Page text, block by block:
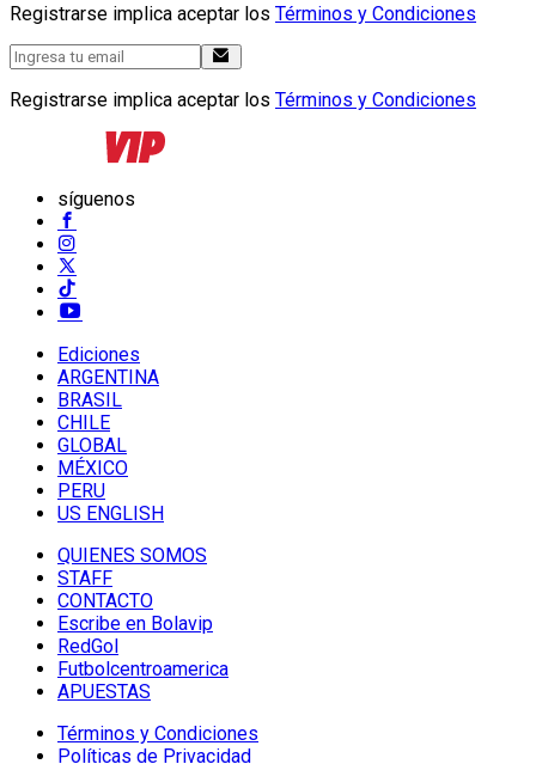
Registrarse implica aceptar los Términos y Condiciones
Registrarse implica aceptar los Términos y Condiciones
síguenos
Ediciones
ARGENTINA
BRASIL
CHILE
GLOBAL
MÉXICO
PERU
US ENGLISH
QUIENES SOMOS
STAFF
CONTACTO
Escribe en Bolavip
RedGol
Futbolcentroamerica
APUESTAS
Términos y Condiciones
Políticas de Privacidad